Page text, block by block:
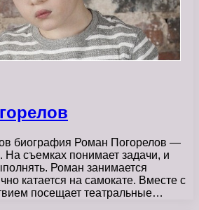
биография Роман Погорелов —
На съемках понимает задачи, и
Роман занимается
катается на самокате. Вместе с
посещает театральные…